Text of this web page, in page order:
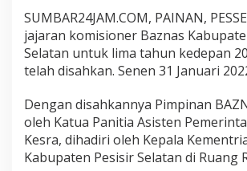
Z
N
A
S
P
S
S
E
L
P
SUMBAR24JAM.COM, PAINAN,
jajaran komisioner Baznas
Selatan untuk lima tahun kedepan
telah disahkan. Senen 31 Januari
Dengan disahkannya Pimpinan
oleh Katua Panitia Asisten
Kesra, dihadiri oleh Kepala
Kabupaten Pesisir Selatan di Ruang